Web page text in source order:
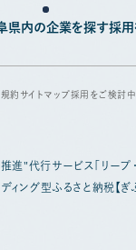
県内の企業を探す採用
約 サイトマップ採用をご検討
進"代行サービス「リープ・
ング型ふるさと納税【ぎふ